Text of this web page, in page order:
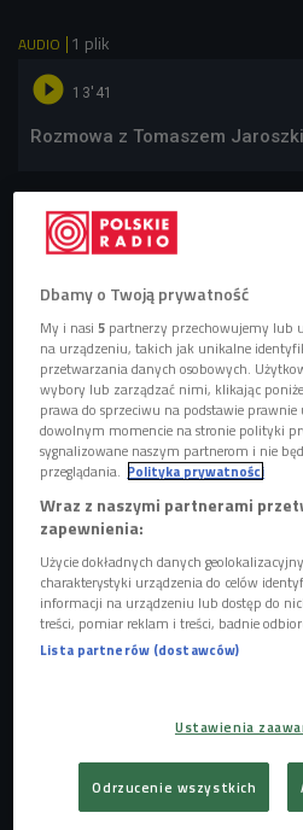
AUDIO 1 plik
 13'41
Rozmowa z Tomaszem
Zdaniem Tomasza Jaroszka z
kryzys jeszcze do nas nie
efekt domina – tłumaczy
są ze sobą jakoś powiązani:
inny musi to wpuścić w koszty.
ludzie zaczynają wychodzić na
Dbamy o Twoją prywatność
My i nasi 5 partnerzy przechowujemy lub
na urządzeniu, takich jak unikalne
przetwarzania danych osobowych.
wybory lub zarządzać nimi, klikając
prawa do sprzeciwu na podstawie
dowolnym momencie na stronie polityki
sygnalizowane naszym partnerom i nie
przeglądania.
Polityka prywatności
Wraz z naszymi partnerami
zapewnienia:
Użycie dokładnych danych
charakterystyki urządzenia do celów
informacji na urządzeniu lub dostęp do
treści, pomiar reklam i treści, badnie
Lista partnerów (dostawców)
Ustawienia
Odrzucenie wszystkich